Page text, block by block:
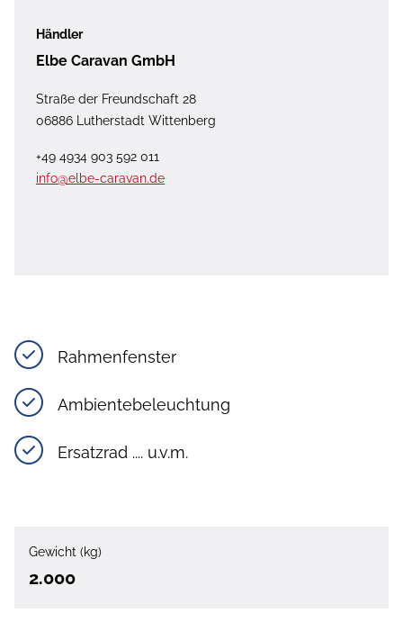
Händler
Elbe Caravan GmbH
Straße der Freundschaft 28
06886 Lutherstadt Wittenberg
+49 4934 903 592 011
info@elbe-caravan.de
Rahmenfenster
Ambientebeleuchtung
Ersatzrad .... u.v.m.
Gewicht (kg)
2.000